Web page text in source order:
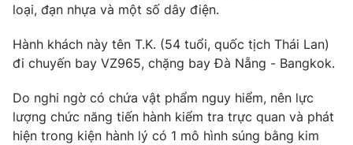
Cơ quan báo chí:Thời báo VTV
cấp ngày 29/12/2023
Tổng Biên tập:Vũ Thanh Thủy
Phó Tổng Biên tập:Nguyễn Thị Mỹ Hạnh, Phạm Quốc Thắng,
Nguyễn Trọng Ninh
Tổng đài VTV:024.38 355 931 - 024.38 355 932
loại, đạn nhựa và một số dây điện.
Hành khách này tên T.K. (54 tuổi, quốc tịch Thái Lan)
đi chuyến bay VZ965, chặng bay Đà Nẵng - Bangkok.
Do nghi ngờ có chứa vật phẩm nguy hiểm, nên lực
lượng chức năng tiến hành kiểm tra trực quan và phát
hiện trong kiện hành lý có 1 mô hình súng bằng kim